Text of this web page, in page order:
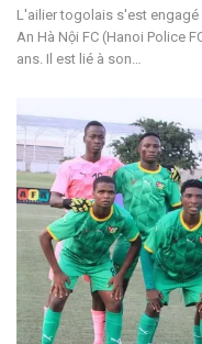
L'ailier togolais s'est engagé
An Hà Nội FC (Hanoi Police
ans. Il est lié à son